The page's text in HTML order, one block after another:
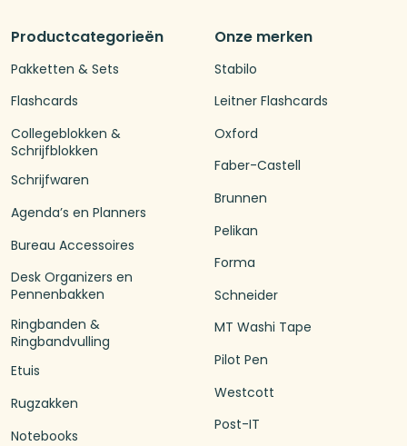
Productcategorieën
Pakketten & Sets
Flashcards
Collegeblokken &
Schrijfblokken
Schrijfwaren
Agenda’s en Planners
Bureau Accessoires
Desk Organizers en
Pennenbakken
Ringbanden &
Ringbandvulling
Etuis
Rugzakken
Notebooks
Onze merken
Stabilo
Leitner Flashcards
Oxford
Faber-Castell
Brunnen
Pelikan
Forma
Schneider
MT Washi Tape
Pilot Pen
Westcott
Post-IT